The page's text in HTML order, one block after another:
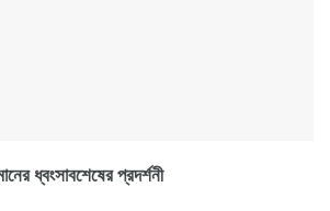
ধ্বংসাবশেষের প্রদর্শনী